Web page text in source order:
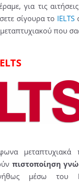
για τις
σίγουρα το IELTS
που
μεταπτυχιακά
πιστοποίηση
μέσω του